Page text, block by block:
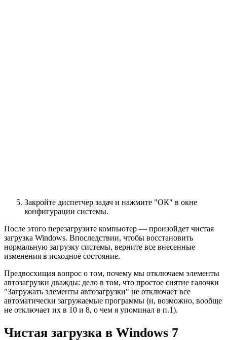
Закройте диспетчер задач и нажмите "ОК" в окне
конфигурации системы.
После этого перезагрузите компьютер — произойдет чистая
загрузка Windows. Впоследствии, чтобы восстановить
нормальную загрузку системы, верните все внесенные
изменения в исходное состояние.
Предвосхищая вопрос о том, почему мы отключаем элементы
автозагрузки дважды: дело в том, что простое снятие галочки
"Загружать элементы автозагрузки" не отключает все
автоматически загружаемые программы (и, возможно, вообще
не отключает их в 10 и 8, о чем я упоминал в п.1).
Чистая загрузка в Windows 7